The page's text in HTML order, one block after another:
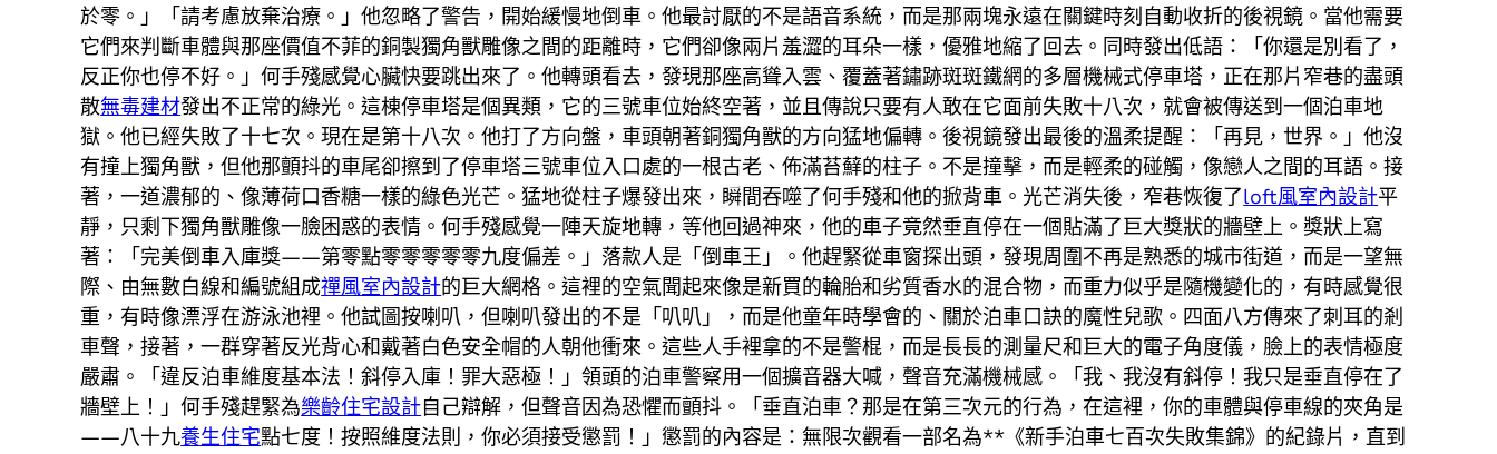
於零。」「請考慮放棄治療。」他忽略了警告，開始緩慢地倒車。他最討厭的不是語音系統，而是那兩塊永遠在關鍵時刻自動收折的後視鏡。當他需要
它們來判斷車體與那座價值不菲的銅製獨角獸雕像之間的距離時，它們卻像兩片羞澀的耳朵一樣，優雅地縮了回去。同時發出低語：「你還是別看了，
反正你也停不好。」何手殘感覺心臟快要跳出來了。他轉頭看去，發現那座高聳入雲、覆蓋著鏽跡斑斑鐵網的多層機械式停車塔，正在那片窄巷的盡頭
散無毒建材發出不正常的綠光。這棟停車塔是個異類，它的三號車位始終空著，並且傳說只要有人敢在它面前失敗十八次，就會被傳送到一個泊車地
獄。他已經失敗了十七次。現在是第十八次。他打了方向盤，車頭朝著銅獨角獸的方向猛地偏轉。後視鏡發出最後的溫柔提醒：「再見，世界。」他沒
有撞上獨角獸，但他那顫抖的車尾卻擦到了停車塔三號車位入口處的一根古老、佈滿苔蘚的柱子。不是撞擊，而是輕柔的碰觸，像戀人之間的耳語。接
著，一道濃郁的、像薄荷口香糖一樣的綠色光芒。猛地從柱子爆發出來，瞬間吞噬了何手殘和他的掀背車。光芒消失後，窄巷恢復了loft風室內設計平
靜，只剩下獨角獸雕像一臉困惑的表情。何手殘感覺一陣天旋地轉，等他回過神來，他的車子竟然垂直停在一個貼滿了巨大獎狀的牆壁上。獎狀上寫
著：「完美倒車入庫獎——第零點零零零零零九度偏差。」落款人是「倒車王」。他趕緊從車窗探出頭，發現周圍不再是熟悉的城市街道，而是一望無
際、由無數白線和編號組成禪風室內設計的巨大網格。這裡的空氣聞起來像是新買的輪胎和劣質香水的混合物，而重力似乎是隨機變化的，有時感覺很
重，有時像漂浮在游泳池裡。他試圖按喇叭，但喇叭發出的不是「叭叭」，而是他童年時學會的、關於泊車口訣的魔性兒歌。四面八方傳來了刺耳的剎
車聲，接著，一群穿著反光背心和戴著白色安全帽的人朝他衝來。這些人手裡拿的不是警棍，而是長長的測量尺和巨大的電子角度儀，臉上的表情極度
嚴肅。「違反泊車維度基本法！斜停入庫！罪大惡極！」領頭的泊車警察用一個擴音器大喊，聲音充滿機械感。「我、我沒有斜停！我只是垂直停在了
牆壁上！」何手殘趕緊為樂齡住宅設計自己辯解，但聲音因為恐懼而顫抖。「垂直泊車？那是在第三次元的行為，在這裡，你的車體與停車線的夾角是
——八十九養生住宅點七度！按照維度法則，你必須接受懲罰！」懲罰的內容是：無限次觀看一部名為**《新手泊車七百次失敗集錦》的紀錄片，直到